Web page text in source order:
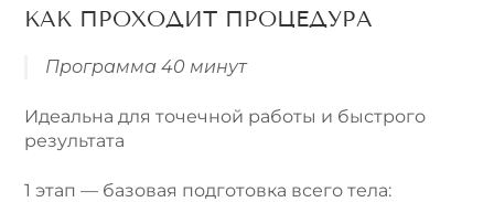
КАК ПРОХОДИТ ПРОЦЕДУРА
Программа 40 минут
Идеальна для точечной работы и быстрого
результата
1 этап — базовая подготовка всего тела: